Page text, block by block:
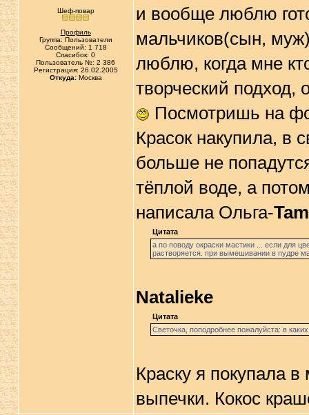
Шеф-повар
Профиль
Группа: Пользователи
Сообщений: 1 718
Спасибок: 0
Пользователь №: 2 386
Регистрация: 26.02.2005
Откуда:Москва
и вообще люблю
мальчиков(сын,
люблю, когда мне
творческий подход,
Посмотришь на
Красок накупила, в
больше не
тёплой воде, а
написала Ольга-
Цитата
а по поводу окраски мастики ... если для
растворяется. при вымешивании в пудре
Natalieke
Цитата
Светочка, поподробнее пожалуйста: в
Краску я покупала
выпечки. Кокос